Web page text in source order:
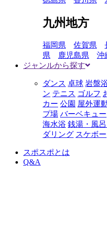
九州地方
福岡県 佐賀県
県
鹿児島県
沖
ジャンルから探す
ダンス 卓球 岩盤
ン テニス ゴルフ
カー 公園 屋外運
プ場 バーベキュー
海水浴 銭湯・風
ダリング スケボー
スポスポとは
Q&A